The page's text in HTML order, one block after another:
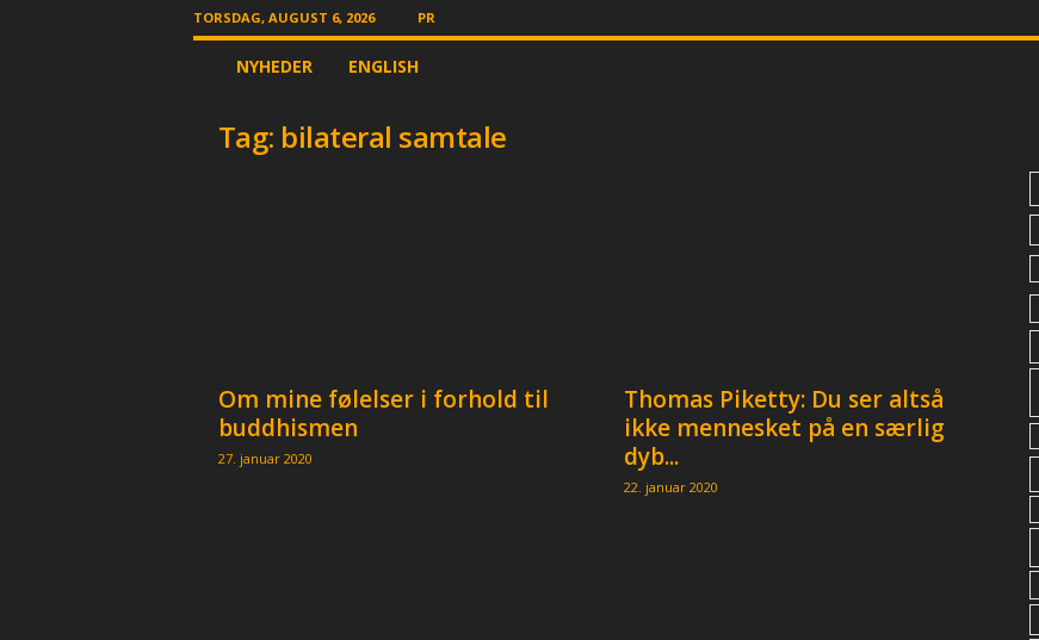
TORSDAG, AUGUST 6, 2026
PR
T
NYHEDER ENGLISH
Tag: bilateral samtale
Om mine følelser i forhold til
buddhismen
27. januar 2020
Thomas Piketty: Du ser altså
ikke mennesket på en særlig
dyb...
22. januar 2020